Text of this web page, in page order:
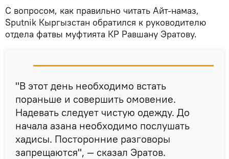
С вопросом, как правильно читать Айт-намаз,
Sputnik Кыргызстан обратился к руководителю
отдела фатвы муфтията КР Равшану Эратову.
"В этот день необходимо встать
пораньше и совершить омовение.
Надевать следует чистую одежду. До
начала азана необходимо послушать
хадисы. Посторонние разговоры
запрещаются", — сказал Эратов.